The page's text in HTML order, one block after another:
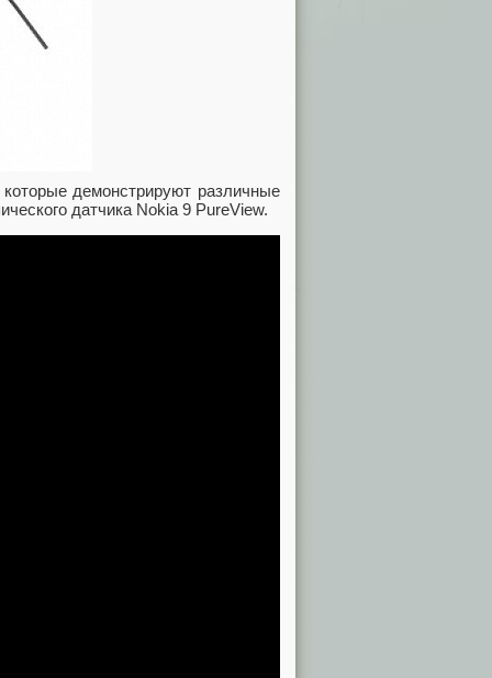
демонстрируют различные
датчика Nokia 9 PureView.